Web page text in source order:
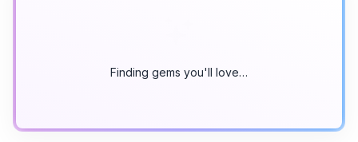
Finding gems you'll love…